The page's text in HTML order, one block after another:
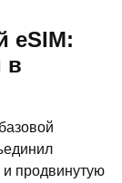
eSIM:
в
продвинутую